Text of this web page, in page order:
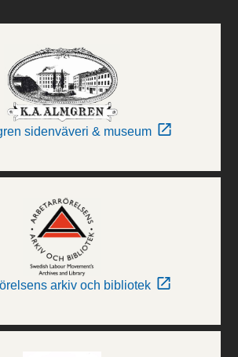
sidenväveri & museum
arkiv och bibliotek